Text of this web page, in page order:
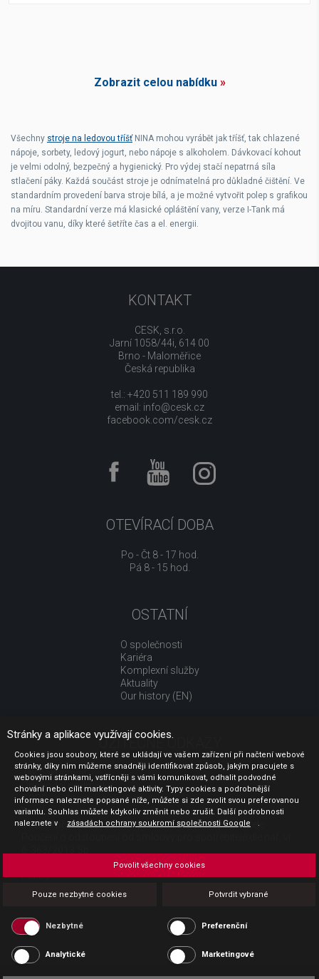
Zobrazit celou nabídku»
Všechny stroje na ledovou tříšťNINA mohou vyrábět jak tříšť, tak chlazené
nápoje, sorbety, ledový jogurt, nebo nápoje s alkoholem. Dávkovací kohout
je velmi odolný, bezpečný a hygienický. Pro výdej stačí nepatrná síla
stlačení páky. Každá součást stroje je odnímatelná pro důkladné čištění. Ve
standardním provedení barva stroje bílá, a je možné vytvořit polep s grafikou
na míru. Standardní verze má klasické opláštění vany, verze I-Tank má
dvojitou vanu, díky které šetříte čas a el. energii.
KONTAKT
CESK, s.r.o.
Jarní 1058/44i, 614 00
Brno - Maloměřice
Česká republika
tel.: +420 511 189 990
email: info@cesk.cz
facebook.com/cesk.cz
OTEVÍRACÍ DOBA
Po - Čt 8 - 17 hod.
Pá 8 - 15 hod.
OSTATNÍ
O společnosti
Kariéra
Komplexní služby
Aktuality
Our history (EN)
UŽITEČNÉ ODKAZY
Jak nakupovat
Obchodní podmínky
GDPR - ochrana osobních údajů
Profil zadavatele
Sdělení před uzavřením kupní smlouvy pro spotřebitele
Platba
Povinná publicita
Stránky a aplikace využívají cookies.
Cookies jsou soubory, které se ukládají ve vašem zařízení při načtení webové
stránky, díky nim můžeme snadněji identifikovat způsob, jakým pracujete s
webovými stránkami, vstřícněji s vámi komunikovat, odhalit podvodné
chování nebo cílit marketingové aktivity. Typy cookies a podrobnější
informace naleznete popsané níže, můžete si zde zvolit svou preferovanou
variantu. Souhlas můžete kdykoliv změnit nebo zrušit. Další podrobnosti
naleznete v
zásadách ochrany soukromí společnosti Google .
Pouze nezbytné cookies Potvrdit vybrané
Povolit všechny cookies
Nezbytné Preferenční
Analytické Marketingové